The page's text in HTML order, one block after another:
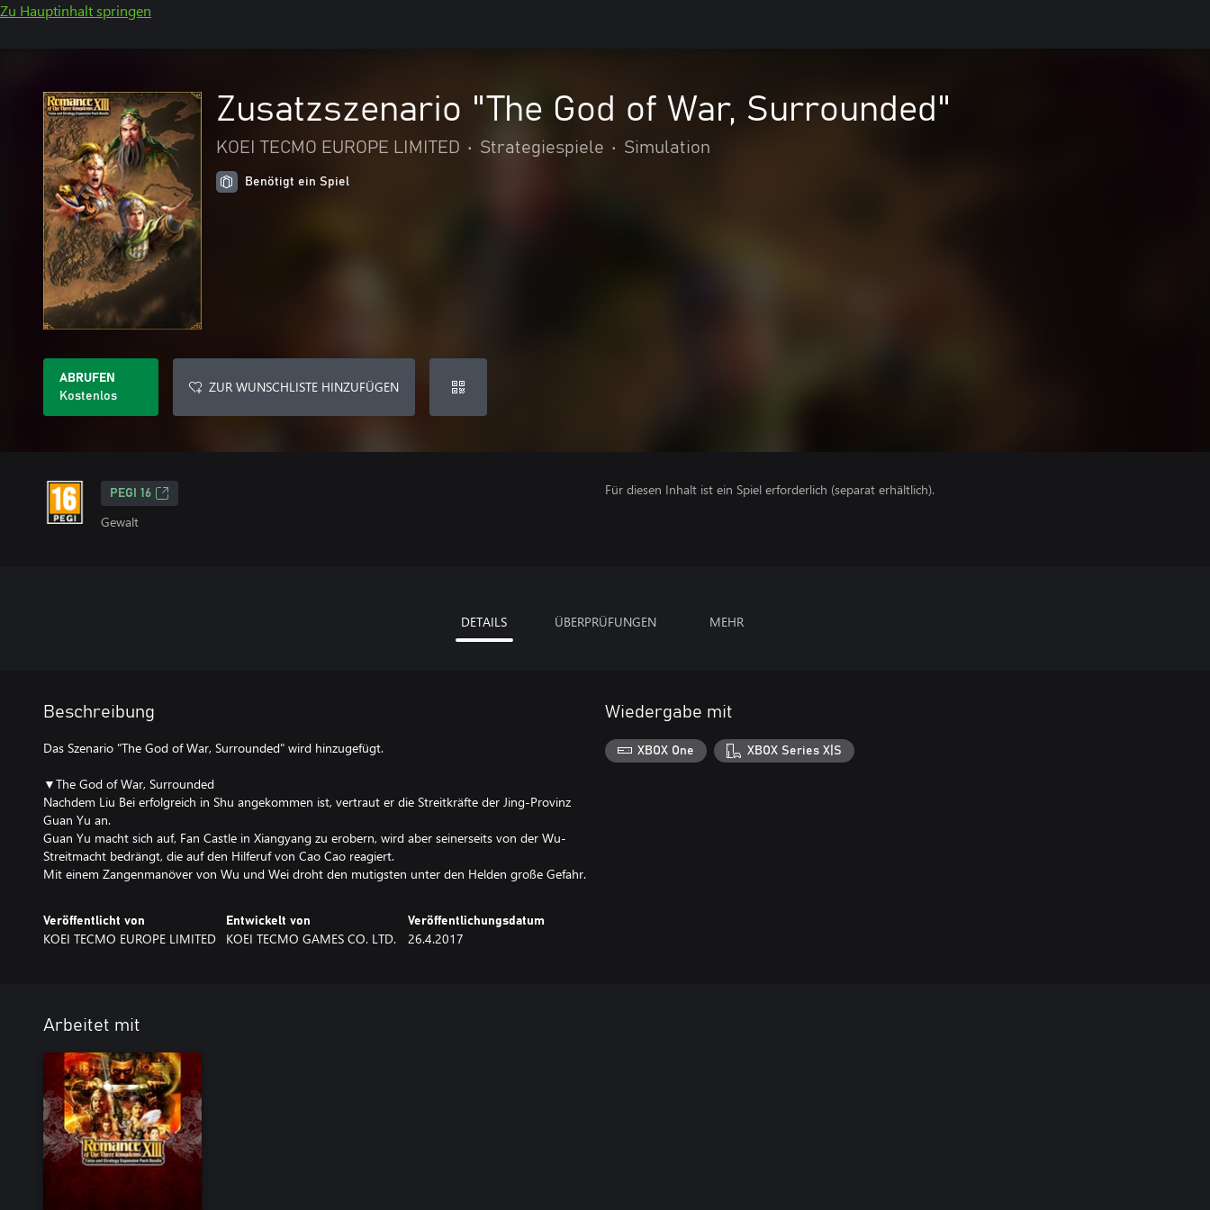
Zu Hauptinhalt springen
Zusatzszenario "The God of War, Surrounded"
KOEI TECMO EUROPE LIMITED • Strategiespiele • Simulation
Benötigt ein Spiel
ABRUFEN
Kostenlos
ZUR WUNSCHLISTE HINZUFÜGEN
PEGI 16
Gewalt
Für diesen Inhalt ist ein Spiel erforderlich (separat erhältlich).
DETAILS ÜBERPRÜFUNGEN MEHR
Beschreibung
Das Szenario "The God of War, Surrounded" wird hinzugefügt.
▼The God of War, Surrounded
Nachdem Liu Bei erfolgreich in Shu angekommen ist, vertraut er die Streitkräfte der Jing-Provinz
Guan Yu an.
Guan Yu macht sich auf, Fan Castle in Xiangyang zu erobern, wird aber seinerseits von der Wu-
Streitmacht bedrängt, die auf den Hilferuf von Cao Cao reagiert.
Mit einem Zangenmanöver von Wu und Wei droht den mutigsten unter den Helden große Gefahr.
Veröffentlicht von
KOEI TECMO EUROPE LIMITED
Entwickelt von
KOEI TECMO GAMES CO. LTD.
Veröffentlichungsdatum
26.4.2017
Wiedergabe mit
XBOX One XBOX Series X|S
Arbeitet mit